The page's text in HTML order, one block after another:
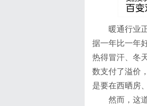
暖通行业
据一年比一年
热得冒汗、冬
数支付了溢价
是要在西晒房
然而，这